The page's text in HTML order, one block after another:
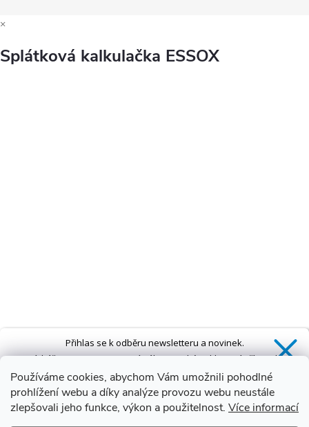
Používáme cookies, abychom Vám umožnili pohodlné
prohlížení webu a díky analýze provozu webu neustále
zlepšovali jeho funkce, výkon a použitelnost. Více informací
×
Splátková kalkulačka ESSOX
Přihlas se k odběru newsletteru a novinek.
ZískášSLEVU 5 %na první nákup a také exkluzivní přístup k
novinkám, slevám a dalším speciálním nabídkám.*